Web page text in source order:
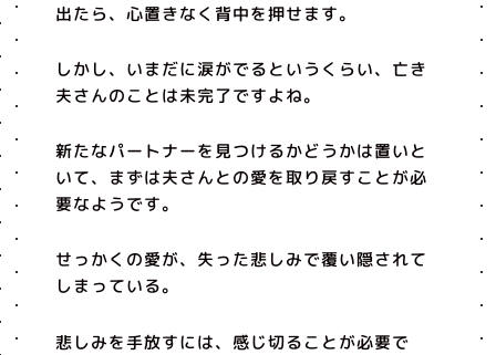
出たら、心置きなく背中を押せます。
しかし、いまだに涙がでるというくらい、亡き
夫さんのことは未完了ですよね。
新たなパートナーを見つけるかどうかは置いと
いて、まずは夫さんとの愛を取り戻すことが必
要なようです。
せっかくの愛が、失った悲しみで覆い隠されて
しまっている。
悲しみを手放すには、感じ切ることが必要で